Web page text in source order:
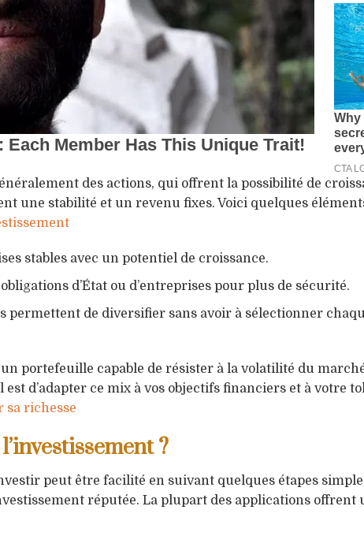
des actions, qui offrent la possibilité de
une stabilité et un revenu fixes. Voici quelques
stables avec un potentiel de croissance.
d’État ou d’entreprises pour plus de sécurité.
permettent de diversifier sans avoir à sélectionner
portefeuille capable de résister à la volatilité du
est d’adapter ce mix à vos objectifs financiers et à votre
sa richesse
?
peut être facilité en suivant quelques étapes
réputée. La plupart des applications